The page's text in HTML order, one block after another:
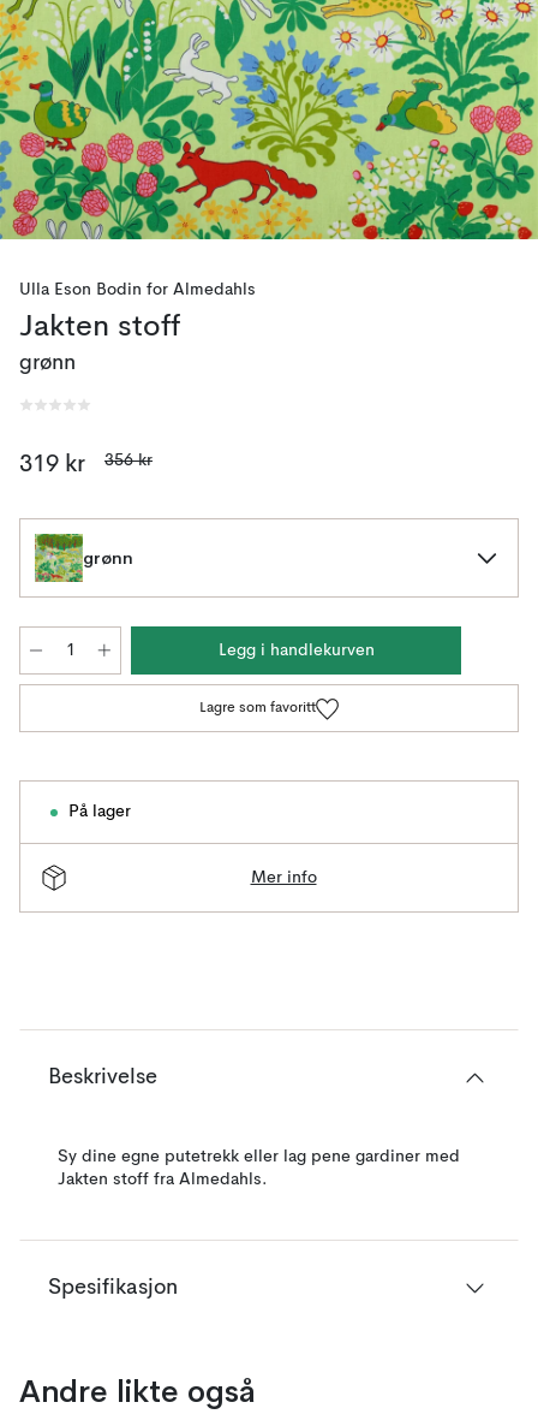
Ulla Eson Bodin for Almedahls
Jakten stoff
grønn
319 kr 356 kr
grønn
Legg i handlekurven
Lagre som favoritt
På lager
Mer info
Beskrivelse
Sy dine egne putetrekk eller lag pene gardiner med
Jakten stoff fra Almedahls.
Spesifikasjon
Andre likte også